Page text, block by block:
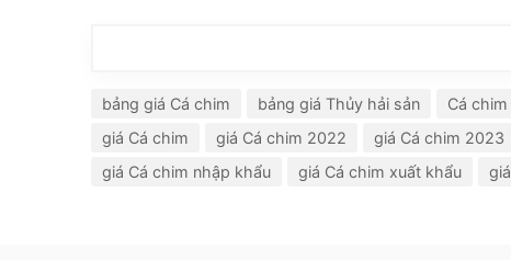
bảng giá Cá chim bảng giá Thủy hải sản Cá
giá Cá chim
giá Cá chim 2022 giá Cá chim 2023
giá Cá chim nhập khẩu
giá Cá chim xuất khẩu